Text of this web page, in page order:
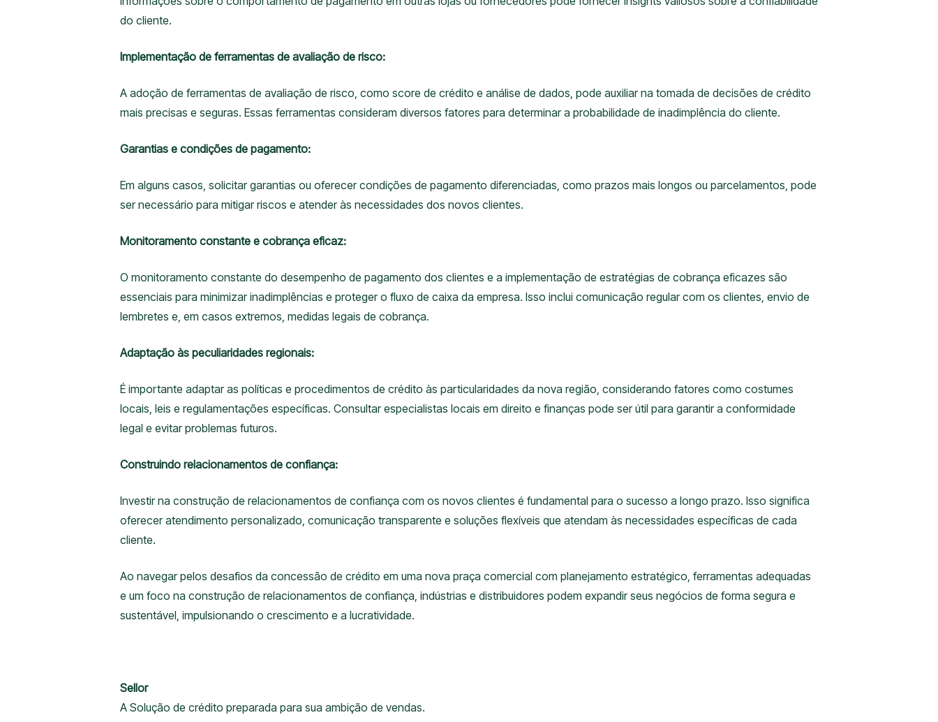
do cliente.
Implementação de ferramentas de avaliação de risco:
A adoção de ferramentas de avaliação de risco, como score de crédito e análise de dados, pode auxiliar na tomada de decisões de crédito
mais precisas e seguras. Essas ferramentas consideram diversos fatores para determinar a probabilidade de inadimplência do cliente.
Garantias e condições de pagamento:
Em alguns casos, solicitar garantias ou oferecer condições de pagamento diferenciadas, como prazos mais longos ou parcelamentos, pode
ser necessário para mitigar riscos e atender às necessidades dos novos clientes.
Monitoramento constante e cobrança eficaz:
O monitoramento constante do desempenho de pagamento dos clientes e a implementação de estratégias de cobrança eficazes são
essenciais para minimizar inadimplências e proteger o fluxo de caixa da empresa. Isso inclui comunicação regular com os clientes, envio de
lembretes e, em casos extremos, medidas legais de cobrança.
Adaptação às peculiaridades regionais:
É importante adaptar as políticas e procedimentos de crédito às particularidades da nova região, considerando fatores como costumes
locais, leis e regulamentações específicas. Consultar especialistas locais em direito e finanças pode ser útil para garantir a conformidade
legal e evitar problemas futuros.
Construindo relacionamentos de confiança:
Investir na construção de relacionamentos de confiança com os novos clientes é fundamental para o sucesso a longo prazo. Isso significa
oferecer atendimento personalizado, comunicação transparente e soluções flexíveis que atendam às necessidades específicas de cada
cliente.
Ao navegar pelos desafios da concessão de crédito em uma nova praça comercial com planejamento estratégico, ferramentas adequadas
e um foco na construção de relacionamentos de confiança, indústrias e distribuidores podem expandir seus negócios de forma segura e
sustentável, impulsionando o crescimento e a lucratividade.
Sellor
A Solução de crédito preparada para sua ambição de vendas.